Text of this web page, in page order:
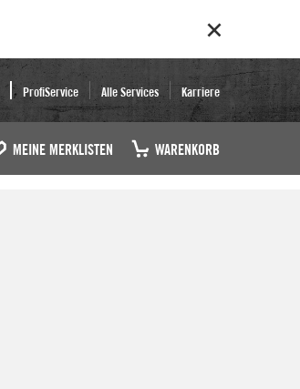
ProfiService Alle Services Karriere
MEINE MERKLISTEN WARENKORB